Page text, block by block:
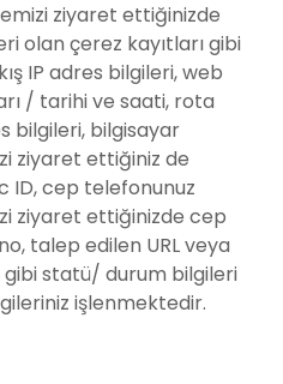
ziyaret ettiğinizde
olan çerez kayıtları gibi
IP adres bilgileri, web
/ tarihi ve saati, rota
bilgileri, bilgisayar
ziyaret ettiğiniz de
ID, cep telefonunuz
ziyaret ettiğinizde cep
talep edilen URL veya
gibi statü/ durum bilgileri
işlenmektedir.